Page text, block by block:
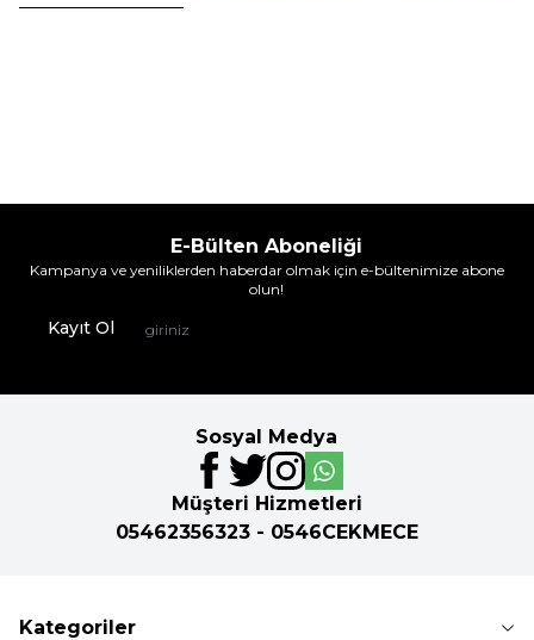
E-Bülten Aboneliği
Kampanya ve yeniliklerden haberdar olmak için e-bültenimize abone
olun!
Kayıt Ol
Sosyal Medya
Müşteri Hizmetleri
05462356323 - 0546CEKMECE
Kategoriler